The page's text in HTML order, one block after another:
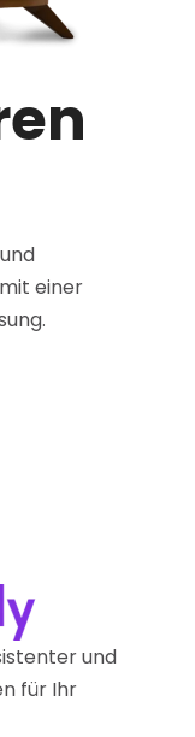
einer
und
für Ihr